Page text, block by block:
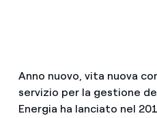
Anno nuovo, vita nuova
servizio per la gestione
Energia ha lanciato nel